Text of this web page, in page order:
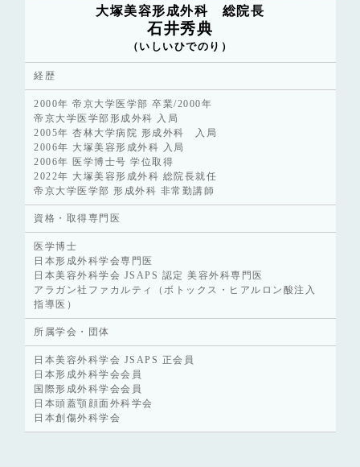
大塚美容形成外科 総院長
石井秀典
（いしいひでのり）
経歴
2000年 帝京大学医学部 卒業/2000年
帝京大学医学部形成外科 入局
2005年 杏林大学病院 形成外科 入局
2006年 大塚美容形成外科 入局
2006年 医学博士号 学位取得
2022年 大塚美容形成外科 総院長就任
帝京大学医学部 形成外科 非常勤講師
資格・取得専門医
医学博士
日本形成外科学会専門医
日本美容外科学会 JSAPS 認定 美容外科専門医
アラガン社ファカルティ（ボトックス・ヒアルロン酸注入
指導医）
所属学会・団体
日本美容外科学会 JSAPS 正会員
日本形成外科学会会員
国際形成外科学会会員
日本頭蓋顎顔面外科学会
日本創傷外科学会